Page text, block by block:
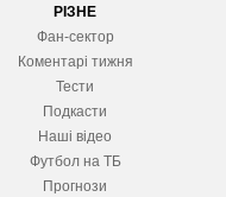
РІЗНЕ
Фан-сектор
Коментарі тижня
Тести
Подкасти
Наші відео
Футбол на ТБ
Прогнози